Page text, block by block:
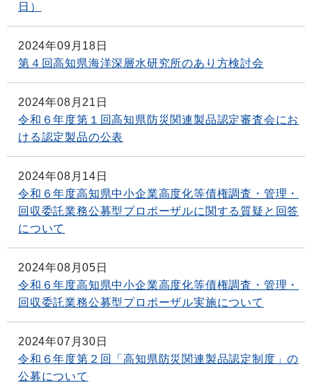
日）
2024年09月18日
第４回高知県海洋深層水研究所のあり方検討会
2024年08月21日
令和６年度第１回高知県防災関連製品認定審査会にお
ける認定製品の公表
2024年08月14日
令和６年度高知県中小企業高度化等債権調査・管理・
回収委託業務公募型プロポーザルに関する質疑と回答
について
2024年08月05日
令和６年度高知県中小企業高度化等債権調査・管理・
回収委託業務公募型プロポーザル実施について
2024年07月30日
令和６年度第２回「高知県防災関連製品認定制度」の
公募について